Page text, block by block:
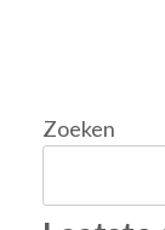
Zoeken